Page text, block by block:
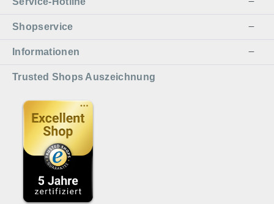
Shopservice
Informationen
Trusted Shops Auszeichnung